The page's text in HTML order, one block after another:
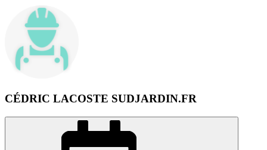
CÉDRIC LACOSTE SUDJARDIN.FR